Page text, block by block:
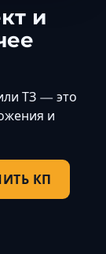
и
ТЗ — это
и
КП